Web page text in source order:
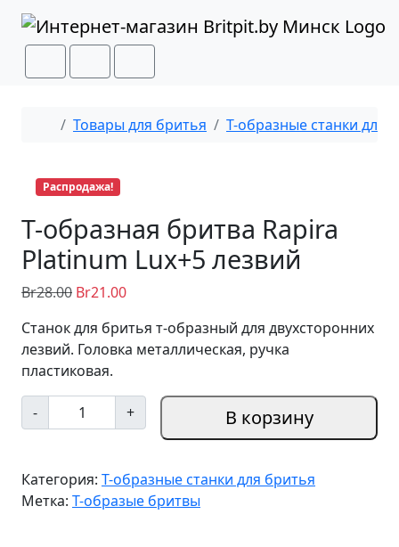
Перейти к содержимому
Перейти к футеру
SearchCart Menu
Главная
Товары для бритья Т-образные станки для
Распродажа!
Т-образная бритва Rapira
Platinum Lux+5 лезвий
Br28.00 Br21.00
Станок для бритья т-образный для двухсторонних
лезвий. Головка металлическая, ручка
пластиковая.
-
о
и
ч
е
+ В корзину
Категория: Т-образные станки для бритья
Метка: Т-образые бритвы